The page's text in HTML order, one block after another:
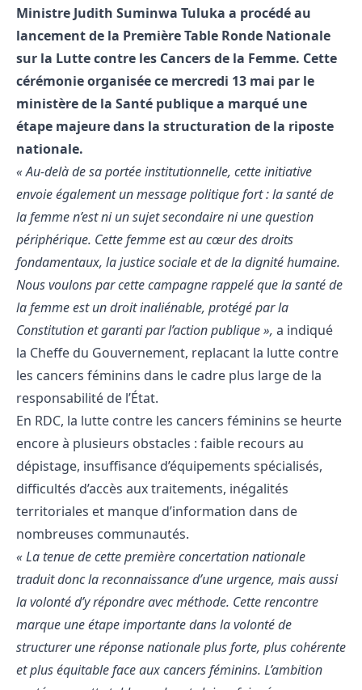
Ministre Judith Suminwa Tuluka a procédé au
lancement de la Première Table Ronde Nationale
sur la Lutte contre les Cancers de la Femme. Cette
cérémonie organisée ce mercredi 13 mai par le
ministère de la Santé publique a marqué une
étape majeure dans la structuration de la riposte
nationale.
« Au-delà de sa portée institutionnelle, cette initiative
envoie également un message politique fort : la santé de
la femme n’est ni un sujet secondaire ni une question
périphérique. Cette femme est au cœur des droits
fondamentaux, la justice sociale et de la dignité humaine.
Nous voulons par cette campagne rappelé que la santé de
la femme est un droit inaliénable, protégé par la
Constitution et garanti par l’action publique », a indiqué
la Cheffe du Gouvernement, replacant la lutte contre
les cancers féminins dans le cadre plus large de la
responsabilité de l’État.
En RDC, la lutte contre les cancers féminins se heurte
encore à plusieurs obstacles : faible recours au
dépistage, insuffisance d’équipements spécialisés,
difficultés d’accès aux traitements, inégalités
territoriales et manque d’information dans de
nombreuses communautés.
« La tenue de cette première concertation nationale
traduit donc la reconnaissance d’une urgence, mais aussi
la volonté d’y répondre avec méthode. Cette rencontre
marque une étape importante dans la volonté de
structurer une réponse nationale plus forte, plus cohérente
et plus équitable face aux cancers féminins. L’ambition